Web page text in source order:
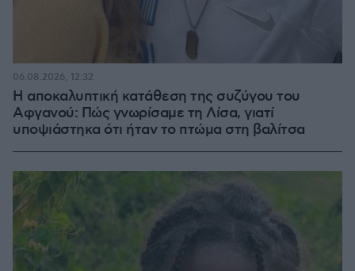
Η αποκαλυπτική κατάθεση της συζύγου του
Αφγανού: Πώς γνωρίσαμε τη Λίσα, γιατί
υποψιάστηκα ότι ήταν το πτώμα στη βαλίτσα
06.08.2026, 12:32